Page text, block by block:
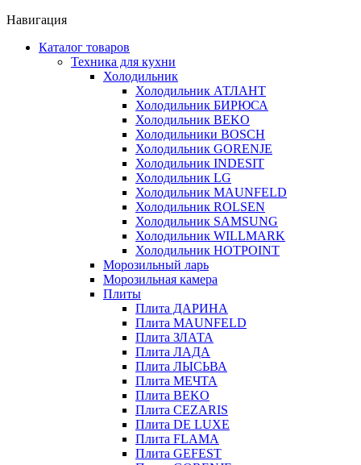
Навигация
Каталог товаров
Техника для кухни
Холодильник
Холодильник АТЛАНТ
Холодильник БИРЮСА
Холодильник BEKO
Холодильники BOSCH
Холодильник GORENJE
Холодильник INDESIT
Холодильник LG
Холодильник MAUNFELD
Холодильник ROLSEN
Холодильник SAMSUNG
Холодильник WILLMARK
Холодильник HOTPOINT
Морозильный ларь
Морозильная камера
Плиты
Плита ДАРИНА
Плита MAUNFELD
Плита ЗЛАТА
Плита ЛАДА
Плита ЛЫСЬВА
Плита МЕЧТА
Плита BEKO
Плита CEZARIS
Плита DE LUXE
Плита FLAMA
Плита GEFEST